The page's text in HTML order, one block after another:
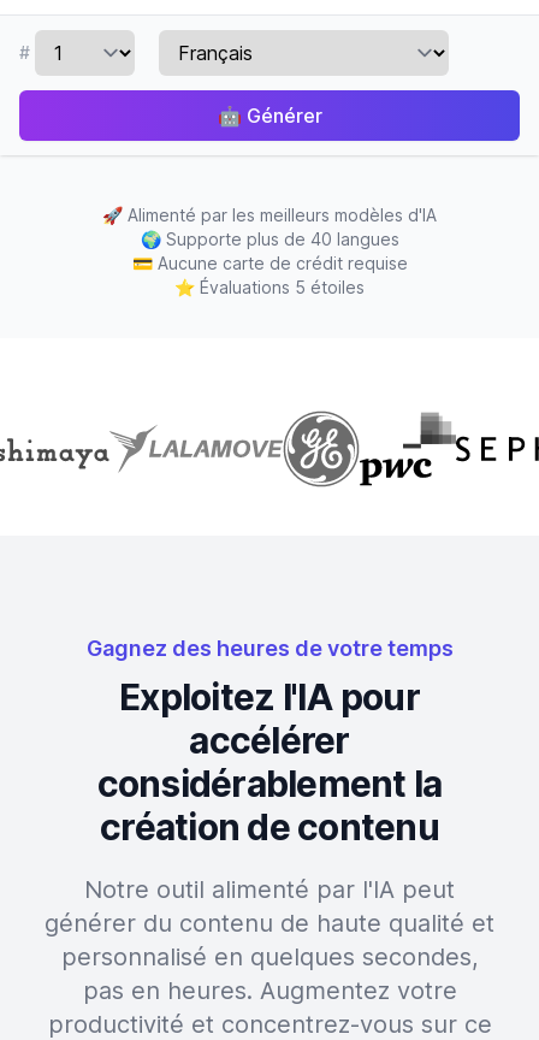
#
🤖 Générer
🚀 Alimenté par les meilleurs modèles d'IA
🌍 Supporte plus de 40 langues
💳 Aucune carte de crédit requise
⭐ Évaluations 5 étoiles
Gagnez des heures de votre temps
Exploitez l'IA pour
accélérer
considérablement la
création de contenu
Notre outil alimenté par l'IA peut
générer du contenu de haute qualité et
personnalisé en quelques secondes,
pas en heures. Augmentez votre
productivité et concentrez-vous sur ce